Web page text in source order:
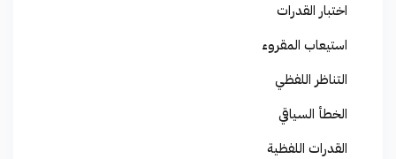
اختبار القدرات
استيعاب المقروء
التناظر اللفظي
الخطأ السياقي
القدرات اللفظية